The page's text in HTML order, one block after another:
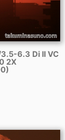
6.3 Di II VC
2X